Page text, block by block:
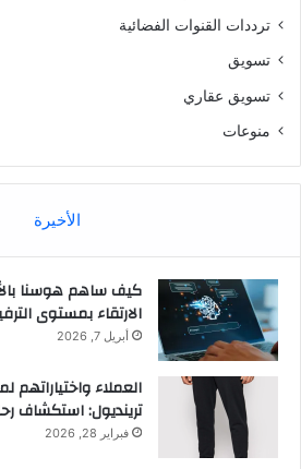
ترددات القنوات الفضائية
تسويق
تسويق عقاري
منوعات
الأخيرة
كيف ساهم هوسنا
الارتقاء بمستوى
أبريل 7, 2026
العملاء واختياراتهم
ترينديول: استكشاف
فبراير 28, 2026